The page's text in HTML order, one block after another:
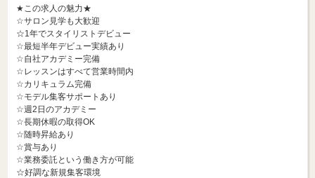
★この求人の魅力★
☆サロン見学も大歓迎
☆1年でスタイリストデビュー
☆最短半年デビュー実績あり
☆自社アカデミー完備
☆レッスンはすべて営業時間内
☆カリキュラム完備
☆モデル集客サポートあり
☆週2日のアカデミー
☆長期休暇の取得OK
☆随時昇給あり
☆賞与あり
☆業務委託という働き方が可能
☆好調な新規集客環境